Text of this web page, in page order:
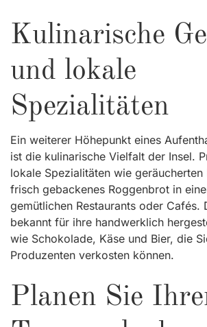
Kulinarische
und lokale
Spezialitäten
Ein weiterer Höhepunkt eines
ist die kulinarische Vielfalt der Insel.
lokale Spezialitäten wie
frisch gebackenes Roggenbrot in
gemütlichen Restaurants oder Cafés.
bekannt für ihre handwerklich
wie Schokolade, Käse und Bier, die
Produzenten verkosten können.
Planen Sie